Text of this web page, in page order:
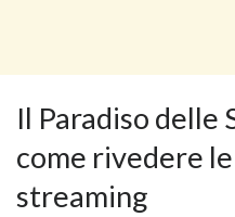
Il Paradiso delle
come rivedere
streaming